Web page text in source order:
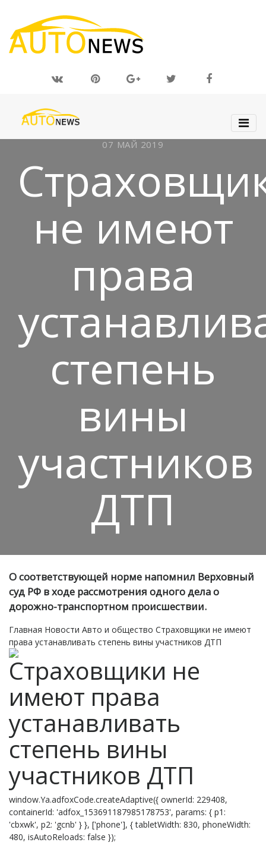
07 МАЙ 2019
не имеют
права
степень
вины
участников
ДТП
О соответствующей норме напомнил Верховный
суд РФ в ходе рассмотрения одного дела о
дорожно-транспортном происшествии.
Главная Новости Авто и общество Страховщики не имеют
права устанавливать степень вины участников ДТП
Страховщики не
имеют права
устанавливать
степень вины
участников ДТП
window.Ya.adfoxCode.createAdaptive({ ownerId: 229408,
containerId: 'adfox_153691187985178753', params: { p1:
'cbxwk', p2: 'gcnb' } }, ['phone'], { tabletWidth: 830, phoneWidth:
480, isAutoReloads: false });